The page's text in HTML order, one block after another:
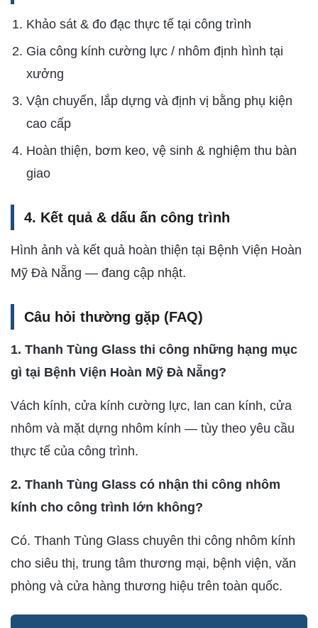
Khảo sát & đo đạc thực tế tại công trình
Gia công kính cường lực / nhôm định hình tại
xưởng
Vận chuyển, lắp dựng và định vị bằng phụ kiện
cao cấp
Hoàn thiện, bơm keo, vệ sinh & nghiệm thu bàn
giao
4. Kết quả & dấu ấn công trình
Hình ảnh và kết quả hoàn thiện tại Bệnh Viện Hoàn
Mỹ Đà Nẵng — đang cập nhật.
Câu hỏi thường gặp (FAQ)
1. Thanh Tùng Glass thi công những hạng mục
gì tại Bệnh Viện Hoàn Mỹ Đà Nẵng?
Vách kính, cửa kính cường lực, lan can kính, cửa
nhôm và mặt dựng nhôm kính — tùy theo yêu cầu
thực tế của công trình.
2. Thanh Tùng Glass có nhận thi công nhôm
kính cho công trình lớn không?
Có. Thanh Tùng Glass chuyên thi công nhôm kính
cho siêu thị, trung tâm thương mại, bệnh viện, văn
phòng và cửa hàng thương hiệu trên toàn quốc.